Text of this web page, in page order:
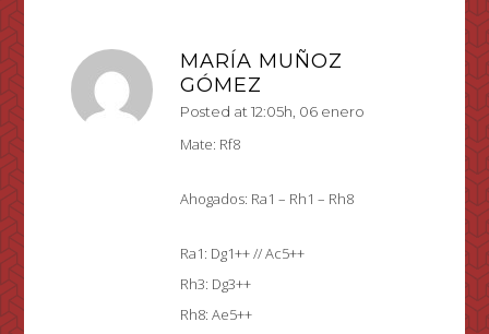
MARÍA MUÑOZ
GÓMEZ
Posted at 12:05h, 06 enero
Mate: Rf8
Ahogados: Ra1 – Rh1 – Rh8
Ra1: Dg1++ // Ac5++
Rh3: Dg3++
Rh8: Ae5++